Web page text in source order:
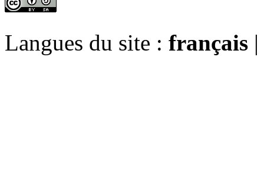
Langues du site : français |